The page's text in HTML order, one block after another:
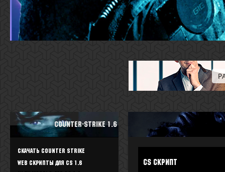
Counter-Strike 1.6
Скачать Counter Strike
WEB скрипты для CS 1.6 cs скрипт